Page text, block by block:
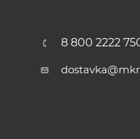
8 800 2222